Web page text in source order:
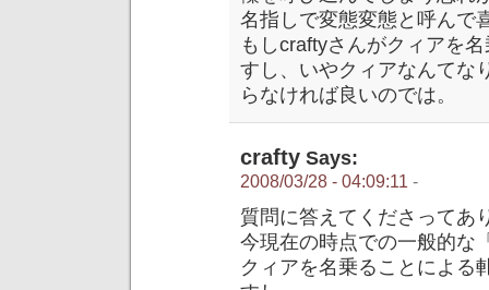
名指しで変態変態と呼んで
もしcraftyさんがクィアを
すし、いやクィアなんてな
らなければ良いのでは。
crafty Says:
2008/03/28 - 04:09:11 -
質問に答えてくださってあ
今現在の時点での一般的な
クィアを名乗ることによる